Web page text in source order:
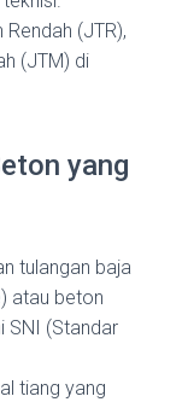
(JTR),
(JTM) di
yang
tulangan baja
atau beton
SNI (Standar
tiang yang